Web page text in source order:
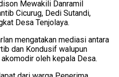
Mewakili Danramil
Cicurug, Dedi Sutandi,
Desa Tenjolaya.
mengatakan mediasi antara
dan Kondusif walupun
oleh kepala Desa.